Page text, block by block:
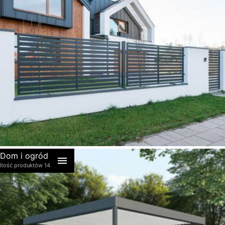
akcesoria
Dom i ogród
Ilość produktów 14